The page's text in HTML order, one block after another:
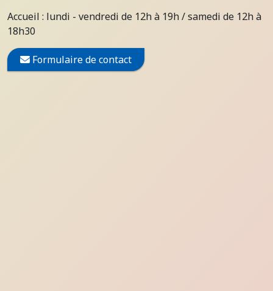
Accueil : lundi - vendredi de 12h à 19h / samedi de 12h à
18h30
Formulaire de contact